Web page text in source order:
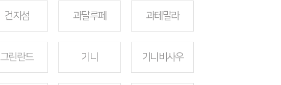
건지섬 과달루페 과테말라
그린란드 기니 기니비사우